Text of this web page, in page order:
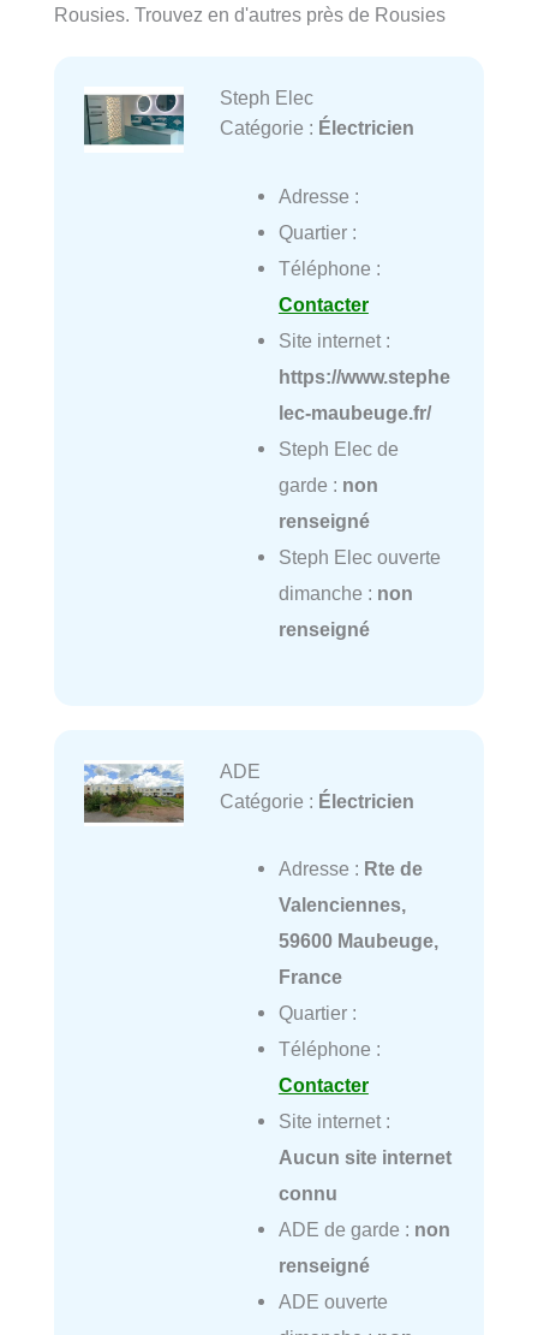
Rousies. Trouvez en d'autres près de Rousies
Steph Elec
Catégorie : Électricien
Adresse :
Quartier :
Téléphone :
Contacter
Site internet :
https://www.stephe
lec-maubeuge.fr/
Steph Elec de
garde : non
renseigné
Steph Elec ouverte
dimanche : non
renseigné
ADE
Catégorie : Électricien
Adresse : Rte de
Valenciennes,
59600 Maubeuge,
France
Quartier :
Téléphone :
Contacter
Site internet :
Aucun site internet
connu
ADE de garde : non
renseigné
ADE ouverte